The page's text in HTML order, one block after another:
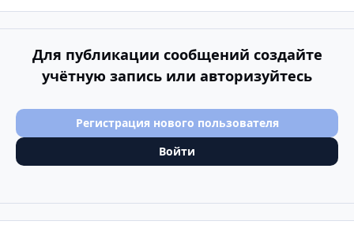
Для публикации сообщений создайте
учётную запись или авторизуйтесь
Регистрация нового пользователя
Войти